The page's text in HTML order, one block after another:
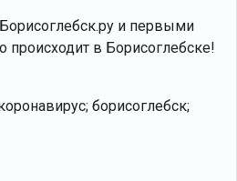
и первыми
происходит в Борисоглебске!
борисоглебск;